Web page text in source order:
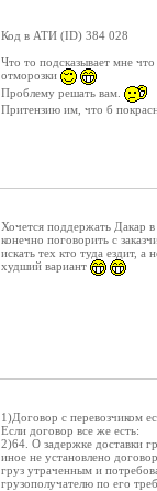
Код в АТИ (ID) 384 028
Что то подсказывает мне
отморозки
Проблему решать вам.
Притензию им, что б
Хочется поддержать Дакар
конечно поговорить с
искать тех кто туда ездит,
худший вариант
1)Договор с перевозчиком
Если договор все же есть:
2)64. О задержке доставки
иное не установлено
груз утраченным и
грузополучателю по его